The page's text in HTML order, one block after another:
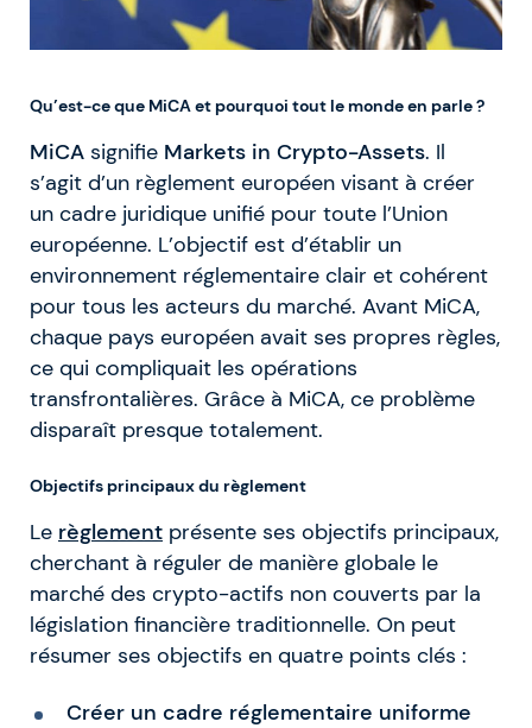
Qu’est-ce que MiCA et pourquoi tout le monde en parle ?
MiCA signifie Markets in Crypto-Assets. Il
s’agit d’un règlement européen visant à créer
un cadre juridique unifié pour toute l’Union
européenne. L’objectif est d’établir un
environnement réglementaire clair et cohérent
pour tous les acteurs du marché. Avant MiCA,
chaque pays européen avait ses propres règles,
ce qui compliquait les opérations
transfrontalières. Grâce à MiCA, ce problème
disparaît presque totalement.
Objectifs principaux du règlement
Le règlement présente ses objectifs principaux,
cherchant à réguler de manière globale le
marché des crypto-actifs non couverts par la
législation financière traditionnelle. On peut
résumer ses objectifs en quatre points clés :
Créer un cadre réglementaire uniforme